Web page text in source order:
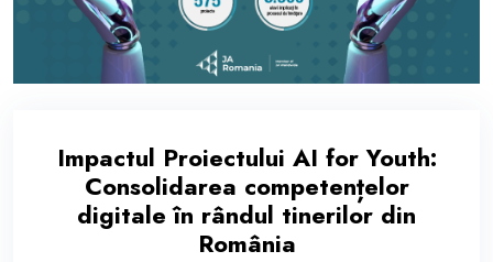
Impactul Proiectului AI for Youth:
Consolidarea competențelor
digitale în rândul tinerilor din
România